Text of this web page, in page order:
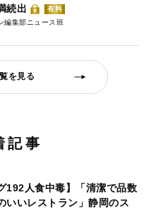
続出
有料
編集部ニュース班
を見る
記事
192人食中毒】「清潔で品数
いいレストラン」静岡のス